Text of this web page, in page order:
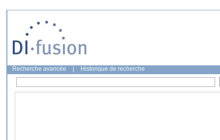
Recherche avancée Historique de recherche